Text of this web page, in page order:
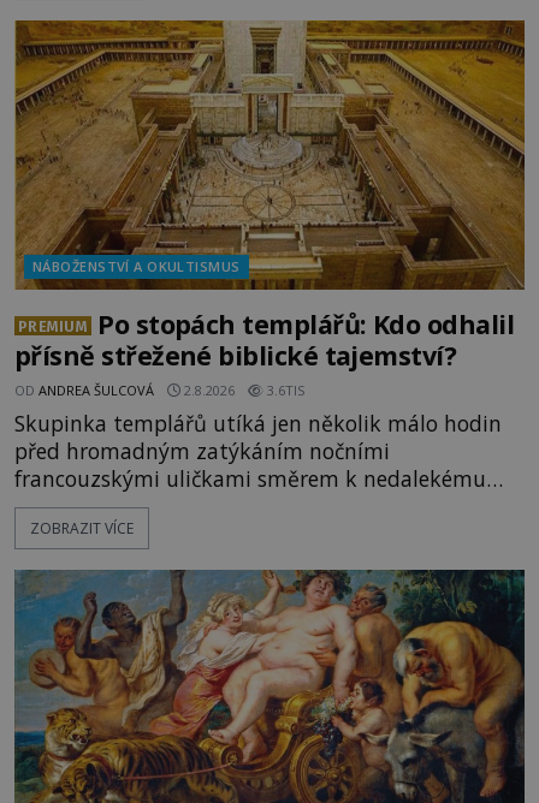
osobností ochraňují? Na hřbitově u kláštera
Milosrdných
NÁBOŽENSTVÍ A OKULTISMUS
PREMIUM
Po stopách templářů: Kdo odhalil
přísně střežené biblické tajemství?
OD ANDREA ŠULCOVÁ 2.8.2026 3.6TIS
Skupinka templářů utíká jen několik málo hodin
před hromadným zatýkáním nočními
francouzskými uličkami směrem k nedalekému
přístavu. Jeden z nich má přes ramena ranec s
tajemným obsahem. Kapitán lodi už na ně čeká.
vyplouváme,“ sdělí jim. „Kam máme namířeno,
kapitáne?“ zeptá se ho jeden z templářů. „Do Sk
ZOBRAZIT VÍCE